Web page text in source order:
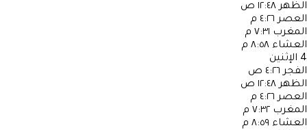
الظهر ١٢:٤٨ ص
العصر ٤:٢٦ م
المغرب ٧:٣١ م
العشاء ٨:٥٨ م
4 الإثنين
الفجر ٤:٢٦ ص
الظهر ١٢:٤٨ ص
العصر ٤:٢٦ م
المغرب ٧:٣٢ م
العشاء ٨:٥٩ م